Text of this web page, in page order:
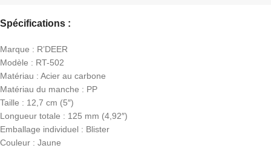
Spécifications :
Marque : R’DEER
Modèle : RT-502
Matériau : Acier au carbone
Matériau du manche : PP
Taille : 12,7 cm (5″)
Longueur totale : 125 mm (4,92″)
Emballage individuel : Blister
Couleur : Jaune